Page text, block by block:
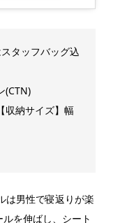
タッフバッグ込
(CTN)
収納サイズ】幅
は男性で寝返りが楽
を伸ばし、シート